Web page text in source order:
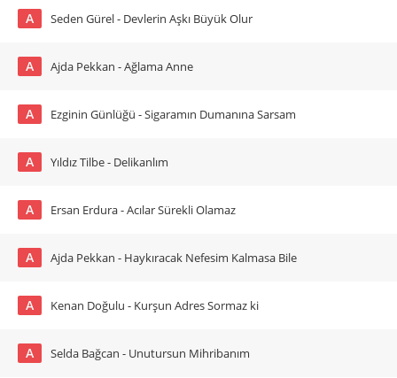
A Seden Gürel - Devlerin Aşkı Büyük Olur
A Ajda Pekkan - Ağlama Anne
A Ezginin Günlüğü - Sigaramın Dumanına Sarsam
A Yıldız Tilbe - Delikanlım
A Ersan Erdura - Acılar Sürekli Olamaz
A Ajda Pekkan - Haykıracak Nefesim Kalmasa Bile
A Kenan Doğulu - Kurşun Adres Sormaz ki
A Selda Bağcan - Unutursun Mihribanım